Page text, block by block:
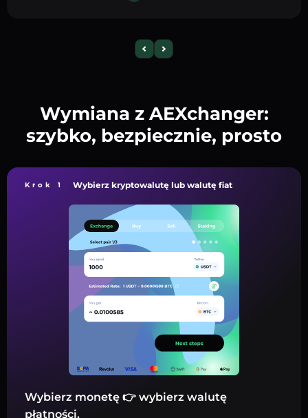
Wymiana z AEXchanger:
szybko, bezpiecznie, prosto
Krok 1 Wybierz kryptowalutę lub walutę fiat
Wybierz monetę 👉 wybierz walutę
płatności.